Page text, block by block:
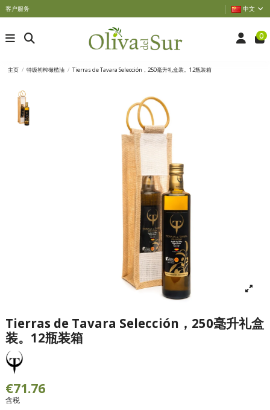
客户服务 中文
0
主页 特级初榨橄榄油 Tierras de Tavara Selección，250毫升礼盒装。12瓶装箱
Tierras de Tavara Selección，250毫升礼盒
装。12瓶装箱
€71.76
含税